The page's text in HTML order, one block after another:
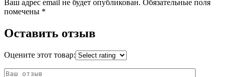
Ваш адрес email не будет опубликован. Обязательные поля
помечены *
Оставить отзыв
Оцените этот товар: